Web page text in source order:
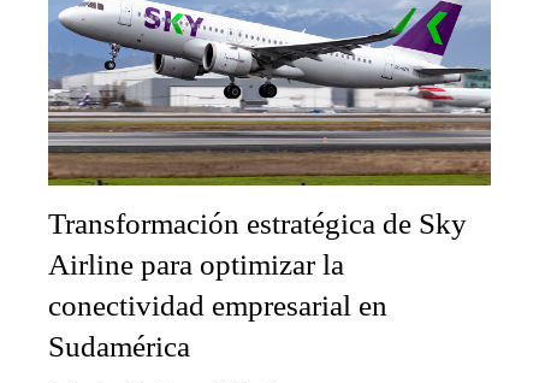
Transformación estratégica de Sky
Airline para optimizar la
conectividad empresarial en
Sudamérica